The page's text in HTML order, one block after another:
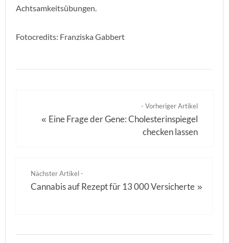
Achtsamkeitsübungen.
Fotocredits: Franziska Gabbert
- Vorheriger Artikel
« Eine Frage der Gene: Cholesterinspiegel
checken lassen
Nächster Artikel -
Cannabis auf Rezept für 13 000 Versicherte »